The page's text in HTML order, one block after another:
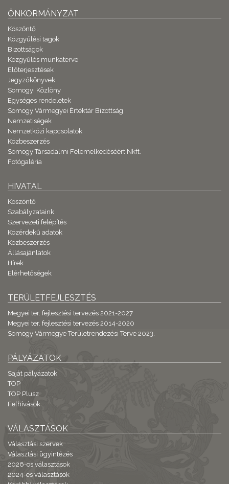
ÖNKORMÁNYZAT
Köszöntő
Közgyűlési tagok
Bizottságok
Közgyűlés munkaterve
Előterjesztések
Jegyzőkönyvek
Somogyi Közlöny
Egységes rendeletek
Somogy Vármegyei Értéktár Bizottság
Nemzetiségek
Nemzetközi kapcsolatok
Közbeszerzés
Somogy Társadalmi Felemelkedéséért Nkft.
Fotógaléria
HIVATAL
Köszöntő
Szabályzataink
Szervezeti felépítés
Közérdekű adatok
Közbeszerzés
Állásajánlatok
Hírek
Elérhetőségek
TERÜLETFEJLESZTÉS
Megyei ter. fejlesztési tervezés 2021-2027
Megyei ter. fejlesztési tervezés 2014-2020
Somogy Vármegye Területrendezési Terve 2023.
PÁLYÁZATOK
Saját pályázatok
TOP
TOP Plusz
Felhívások
VÁLASZTÁSOK
Választási szervek
Választási ügyintézés
2026-os választások
2024-es választások